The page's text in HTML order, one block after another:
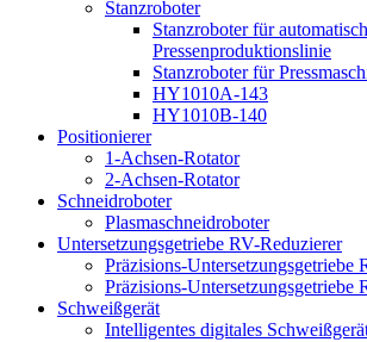
Stanzroboter
Stanzroboter für
Pressenproduktionslinie
Stanzroboter für
HY1010A-143
HY1010B-140
Positionierer
1-Achsen-Rotator
2-Achsen-Rotator
Schneidroboter
Plasmaschneidroboter
Untersetzungsgetriebe RV-Reduzierer
Präzisions-Untersetzungsgetriebe
Präzisions-Untersetzungsgetriebe
Schweißgerät
Intelligentes digitales